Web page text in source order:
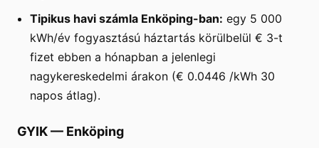
Tipikus havi számla Enköping-ban: egy 5 000
kWh/év fogyasztású háztartás körülbelül € 3-t
fizet ebben a hónapban a jelenlegi
nagykereskedelmi árakon (€ 0.0446 /kWh 30
napos átlag).
GYIK— Enköping